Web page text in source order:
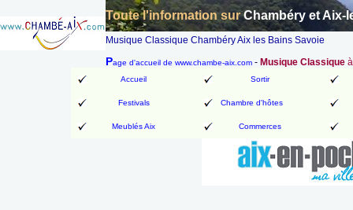
Toute l'information surChambéry et Aix-
Musique Classique Chambéry Aix les Bains Savoie
Page d'accueil de www.chambe-aix.com - Musique Classique
Accueil Sortir
Festivals Chambre d'hôtes
Meublés Aix Commerces